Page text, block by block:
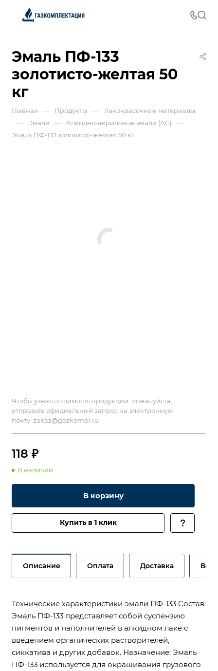
Эмаль ПФ-133
золотисто-желтая 50
кг
Главная — Продукты — Лакокрасочные материалы
— Эмали — Алкидно-акриловые эмали (АС) —
Эмаль ПФ-133 золотисто-желтая 50 кг
Чтобы узнать стоимость продукции, пожалуйста,
отправьте официальный запрос на электронную
почту: zakaz@gazkompl.ru
118 ₽
В наличии
В корзину
Купить в 1 клик
Описание Оплата Доставка
Технические характеристики эмали ПФ-133 Состав:
Эмаль ПФ-133 представляет собой суспензию
пигментов и наполнителей в алкидном лаке с
введением органических растворителей,
сиккатива и других добавок. Назначение: Эмаль
ПФ-133 используется для окрашивания грузового